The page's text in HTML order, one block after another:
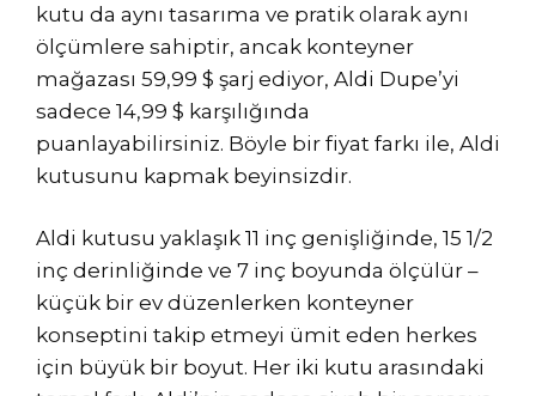
kutu da aynı tasarıma ve pratik olarak aynı
ölçümlere sahiptir, ancak konteyner
mağazası 59,99 $ şarj ediyor, Aldi Dupe’yi
sadece 14,99 $ karşılığında
puanlayabilirsiniz. Böyle bir fiyat farkı ile, Aldi
kutusunu kapmak beyinsizdir.
Aldi kutusu yaklaşık 11 inç genişliğinde, 15 1/2
inç derinliğinde ve 7 inç boyunda ölçülür –
küçük bir ev düzenlerken konteyner
konseptini takip etmeyi ümit eden herkes
için büyük bir boyut. Her iki kutu arasındaki